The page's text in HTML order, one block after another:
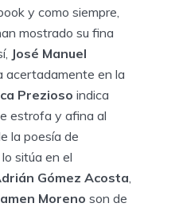
y como siempre,
mostrado su fina
José Manuel
acertadamente en la
Prezioso indica
estrofa y afina al
la poesía de
lo sitúa en el
Gómez Acosta
Moreno son de